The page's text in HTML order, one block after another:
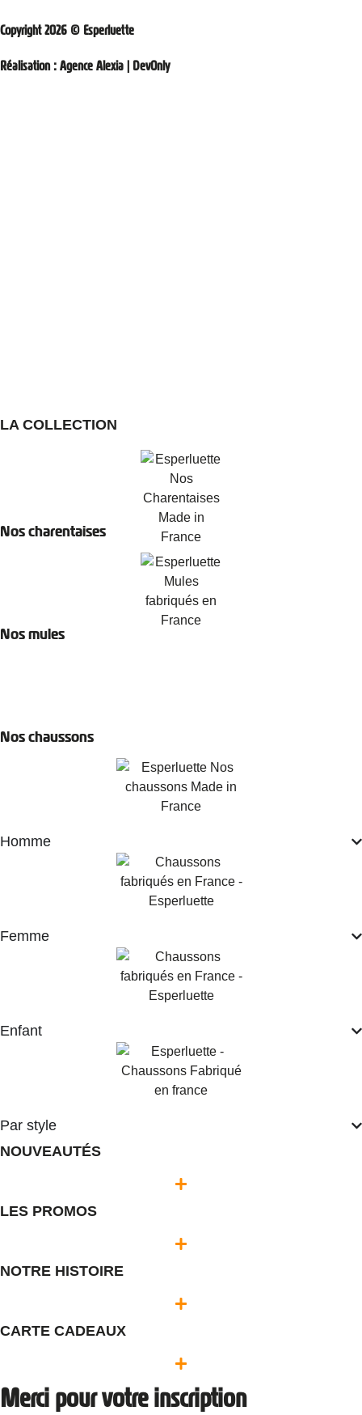
Copyright 2026 © Esperluette
Réalisation : Agence Alexia | DevOnly
LA COLLECTION
Nos charentaises
Nos mules
Nos chaussons
Homme
Femme
Enfant
Par style
NOUVEAUTÉS
LES PROMOS
NOTRE HISTOIRE
CARTE CADEAUX
Merci pour votre inscription